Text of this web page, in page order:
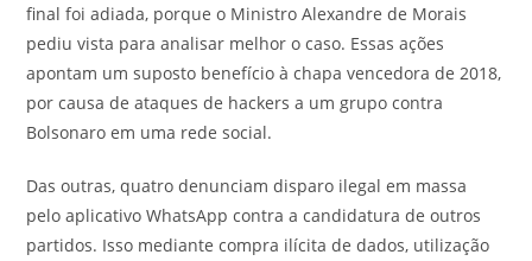
final foi adiada, porque o Ministro Alexandre de Morais
pediu vista para analisar melhor o caso. Essas ações
apontam um suposto benefício à chapa vencedora de 2018,
por causa de ataques de hackers a um grupo contra
Bolsonaro em uma rede social.
Das outras, quatro denunciam disparo ilegal em massa
pelo aplicativo WhatsApp contra a candidatura de outros
partidos. Isso mediante compra ilícita de dados, utilização